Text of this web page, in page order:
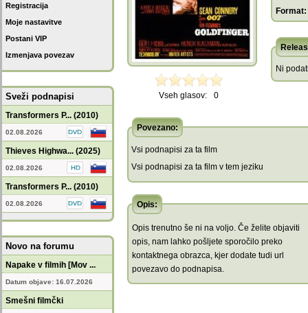
Registracija
Moje nastavitve
Postani VIP
Izmenjava povezav
Sveži podnapisi
Transformers P... (2010)
02.08.2026
Thieves Highwa... (2025)
02.08.2026
Transformers P... (2010)
02.08.2026
Novo na forumu
Napake v filmih [Mov ...
Datum objave: 16.07.2026
Smešni filmčki
Vseh glasov: 0
Format:
Ni
Povezano:
Vsi podnapisi za ta film
Vsi podnapisi za ta film v tem jeziku
Opis:
Opis trenutno še ni na voljo. Če želite objaviti
opis, nam lahko pošljete sporočilo preko
kontaktnega obrazca, kjer dodate tudi url
povezavo do podnapisa.